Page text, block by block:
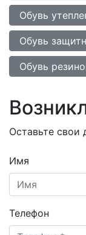
Обувь
Обувь
Обувь
Оставьте
Имя
Телефон